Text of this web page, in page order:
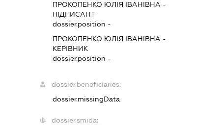
ПРОКОПЕНКО ЮЛІЯ ІВАНІВНА -
ПІДПИСАНТ
dossier.position -
ПРОКОПЕНКО ЮЛІЯ ІВАНІВНА -
КЕРІВНИК
dossier.position -
dossier.beneficiaries:
dossier.missingData
dossier.smida: